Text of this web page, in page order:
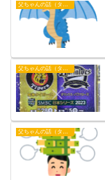
父ちゃんの話（タイガース）
父ちゃんの話（タイガース）